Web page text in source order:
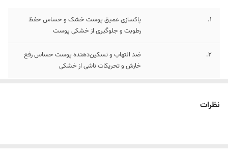
1.
پاکسازی عمیق پوست خشک و حساس حفظ
رطوبت و جلوگیری از خشکی پوست
2.
ضد التهاب و تسکین‌دهنده پوست حساس رفع
خارش و تحریکات ناشی از خشکی
نظرات